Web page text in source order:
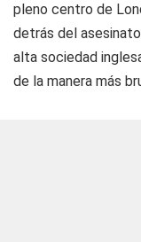
pleno centro de
detrás del
alta sociedad
de la manera más